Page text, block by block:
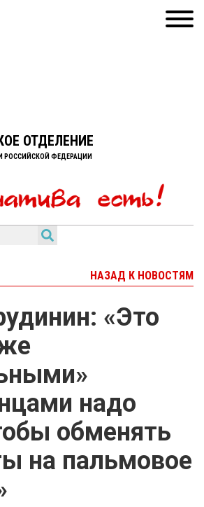
ОТДЕЛЕНИЕ
РОССИЙСКОЙ ФЕДЕРАЦИИ
НАЗАД К НОВОСТЯМ
«Это
надо
обменять
на пальмовое